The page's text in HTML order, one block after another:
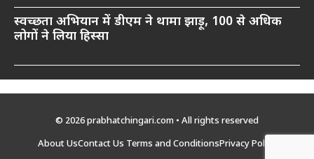
स्वच्छता अभियान में डीएम ने थामा झाड़ू, 100 से अधिक
लोगों ने लिया हिस्सा
© 2026 prabhatchingari.com • All rights reserved
About UsContact Us Terms and ConditionsPrivacy Policy